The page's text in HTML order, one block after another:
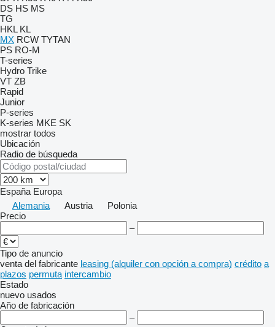
DS HS MS
TG
HKL KL
MX RCW TYTAN
PS RO-M
T-series
Hydro Trike
VT ZB
Rapid
Junior
P-series
K-series MKE SK
mostrar todos
Ubicación
Radio de búsqueda
España Europa
Alemania
Austria
Polonia
Precio
–
Tipo de anuncio
venta del fabricante leasing (alquiler con opción a compra) crédito a
plazos permuta intercambio
Estado
nuevo usados
Año de fabricación
–